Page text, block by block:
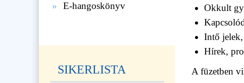
Okkult
Intő
Hírek,
A füzetben
E-hangoskönyv
SIKERLISTA